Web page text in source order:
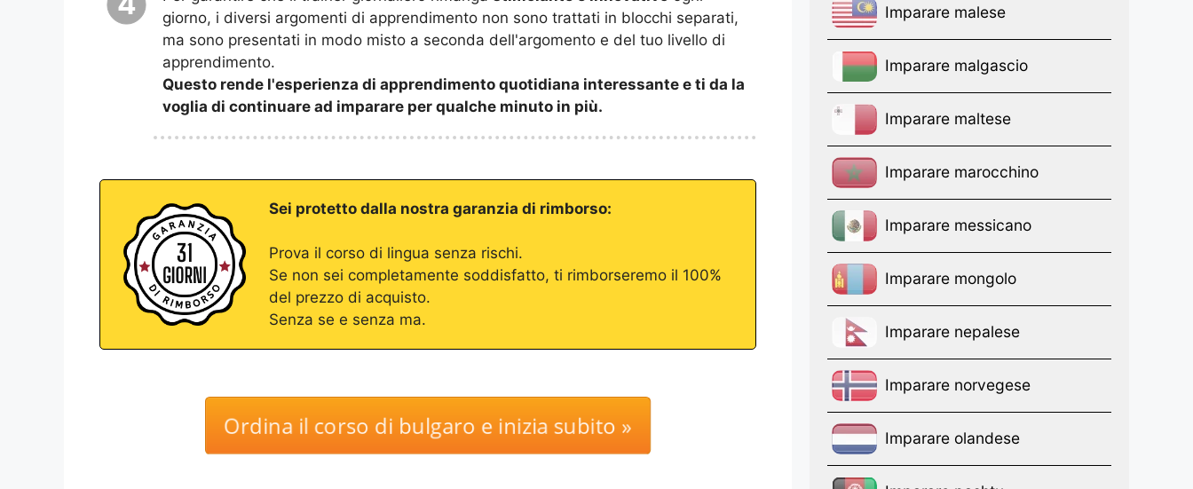
giorno, i diversi argomenti di apprendimento non sono trattati in blocchi separati,
ma sono presentati in modo misto a seconda dell'argomento e del tuo livello di
apprendimento.
Questo rende l'esperienza di apprendimento quotidiana interessante e ti da la
voglia di continuare ad imparare per qualche minuto in più.
Sei protetto dalla nostra garanzia di rimborso:
Prova il corso di lingua senza rischi.
Se non sei completamente soddisfatto, ti rimborseremo il 100%
del prezzo di acquisto.
Senza se e senza ma.
Ordina il corso di bulgaro e inizia subito »
Imparare malese
Imparare malgascio
Imparare maltese
Imparare marocchino
Imparare messicano
Imparare mongolo
Imparare nepalese
Imparare norvegese
Imparare olandese